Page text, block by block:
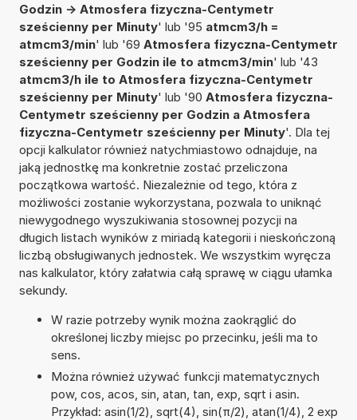
Godzin -> Atmosfera fizyczna-Centymetr
sześcienny per Minuty' lub '95 atmcm3/h =
atmcm3/min' lub '69 Atmosfera fizyczna-Centymetr
sześcienny per Godzin ile to atmcm3/min' lub '43
atmcm3/h ile to Atmosfera fizyczna-Centymetr
sześcienny per Minuty' lub '90 Atmosfera fizyczna-
Centymetr sześcienny per Godzin a Atmosfera
fizyczna-Centymetr sześcienny per Minuty'. Dla tej
opcji kalkulator również natychmiastowo odnajduje, na
jaką jednostkę ma konkretnie zostać przeliczona
początkowa wartość. Niezależnie od tego, która z
możliwości zostanie wykorzystana, pozwala to uniknąć
niewygodnego wyszukiwania stosownej pozycji na
długich listach wyników z miriadą kategorii i nieskończoną
liczbą obsługiwanych jednostek. We wszystkim wyręcza
nas kalkulator, który załatwia całą sprawę w ciągu ułamka
sekundy.
W razie potrzeby wynik można zaokrąglić do
określonej liczby miejsc po przecinku, jeśli ma to
sens.
Można również używać funkcji matematycznych
pow, cos, acos, sin, atan, tan, exp, sqrt i asin.
Przykład: asin(1/2), sqrt(4), sin(π/2), atan(1/4), 2 exp